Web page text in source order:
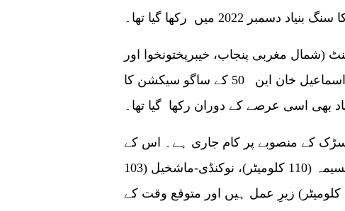
(شمال مغربی پنجاب، خیبرپختونخوا اور
بلوچستان میں واقع منصوبے) پر، ڈیرہ اسماعیل خان این 50 کے ساگو سیکشن کا
بھی اسی عرصے کے دوران رکھا گیا تھا۔
تا کچلاک سڑک کے منصوبے پر کام جاری ہے۔ اس کے
علاوہ دیگر منصوبے جیسے کہ خضدار-بسیمہ (110 کلومیٹر)، نوکنڈی-ماشخیل (103
کلومیٹر)، اور ہوشاب-آواران ایم 8 (146 کلومیٹر) زیرِ عمل ہیں اور متوقع وقت کے